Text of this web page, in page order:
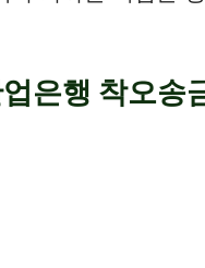
은행 착오송